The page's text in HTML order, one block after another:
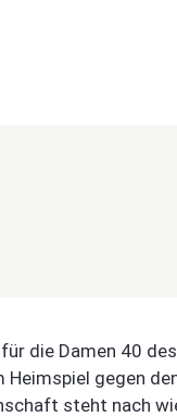
die Damen 40
gegen
steht nach